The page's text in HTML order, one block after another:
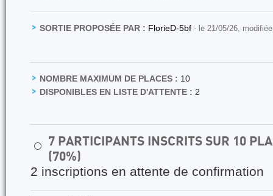
SORTIE PROPOSÉE PAR : FlorieD-5bf - le 21/05/26,
NOMBRE MAXIMUM DE PLACES : 10
DISPONIBLES EN LISTE D'ATTENTE : 2
⚪
7 PARTICIPANTS INSCRITS SUR 10
(70%)
2 inscriptions en attente de confirmation